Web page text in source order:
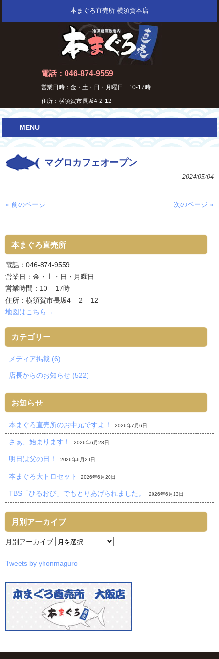
本まぐろ直売所 横須賀本店
電話：046-874-9559
営業日時：金・土・日・月曜日 10-17時
住所：横須賀市長坂4-2-12
MENU
マグロカフェオープン
2024/05/04
« 前のページ 次のページ »
本まぐろ直売所
電話：046-874-9559
営業日：金・土・日・月曜日
営業時間：10 – 17時
住所：横須賀市長坂4 – 2 – 12
地図はこちら→
カテゴリー
メディア掲載 (6)
店長からのお知らせ (522)
お知らせ
本まぐろ直売所のお中元ですよ！ 2026年7月6日
さぁ、始まります！ 2026年6月28日
明日は父の日！ 2026年6月20日
本まぐろ大トロセット 2026年6月20日
TBS「ひるおび」でもとりあげられました。 2026年6月13日
月別アーカイブ
月別アーカイブ
Tweets by yhonmaguro